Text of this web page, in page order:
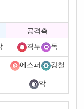
공격측
격투
독
에스퍼
강철
악